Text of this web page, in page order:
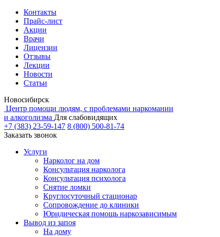
Контакты
Прайс-лист
Акции
Врачи
Лицензии
Отзывы
Лекции
Новости
Статьи
Новосибирск
Центр помощи людям, с проблемами наркомании
и алкоголизма Для слабовидящих
+7 (383) 23-59-147 8 (800) 500-81-74
Заказать звонок
Услуги
Нарколог на дом
Консультация нарколога
Консультация психолога
Снятие ломки
Круглосуточный стационар
Сопровождение до клиники
Юридическая помощь наркозависимым
Вывод из запоя
На дому